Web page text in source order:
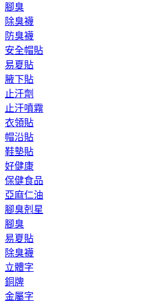
腳臭
除臭襪
防臭襪
安全帽貼
易夏貼
腋下貼
止汗劑
止汗噴霧
衣領貼
帽沿貼
鞋墊貼
好健康
保健食品
亞麻仁油
腳臭剋星
腳臭
易夏貼
除臭襪
立體字
銅牌
金屬字